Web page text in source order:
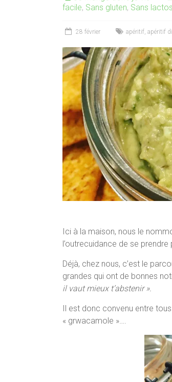
facile, Sans gluten, Sans
28 février apéritif, apéritif
Ici à la maison, nous le
l’outrecuidance de se
Déjà, chez nous, c’est le
grandes qui ont de bonnes
il vaut mieux t’abstenir ».
Il est donc convenu entre
« grwacamole »….